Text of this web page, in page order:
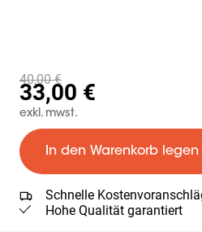
33,00 €
40,00 €
exkl. mwst.
In den Warenkorb legen
Schnelle
Hohe Qualität garantiert